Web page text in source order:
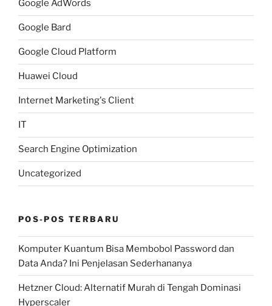
Google AdWords
Google Bard
Google Cloud Platform
Huawei Cloud
Internet Marketing's Client
IT
Search Engine Optimization
Uncategorized
POS-POS TERBARU
Komputer Kuantum Bisa Membobol Password dan
Data Anda? Ini Penjelasan Sederhananya
Hetzner Cloud: Alternatif Murah di Tengah Dominasi
Hyperscaler